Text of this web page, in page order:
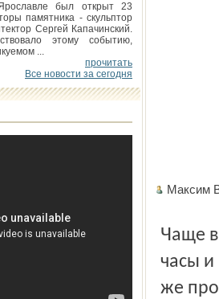
был открыт 23
памятника - скульптор
Сергей Капачинский.
этому событию,
...
прочитать
Все новости за сегодня
Максим
Чаще всего квартирные кражи совершаются в утренние
часы и
же